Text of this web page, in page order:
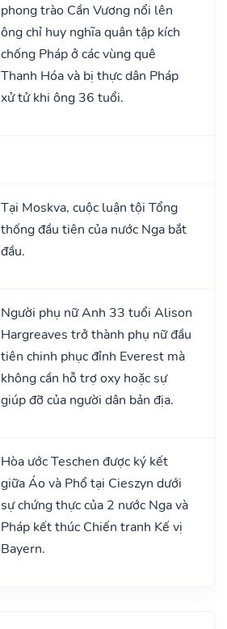
phong trào Cần Vương nổi lên
ông chỉ huy nghĩa quân tập kích
chống Pháp ở các vùng quê
Thanh Hóa và bị thực dân Pháp
xử tử khi ông 36 tuổi.
Tại Moskva, cuộc luận tội Tổng
thống đầu tiên của nước Nga bắt
đầu.
Người phụ nữ Anh 33 tuổi Alison
Hargreaves trở thành phụ nữ đầu
tiên chinh phục đỉnh Everest mà
không cần hỗ trợ oxy hoặc sự
giúp đỡ của người dân bản địa.
Hòa ước Teschen được ký kết
giữa Áo và Phổ tại Cieszyn dưới
sự chứng thực của 2 nước Nga và
Pháp kết thúc Chiến tranh Kế vị
Bayern.